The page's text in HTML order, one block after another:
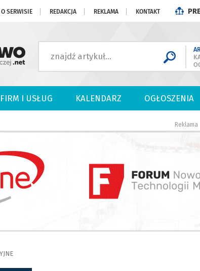
O SERWISIE REDAKCJA REKLAMA KONTAKT
I USŁUG KALENDARZ OGŁOSZENIA
Reklama